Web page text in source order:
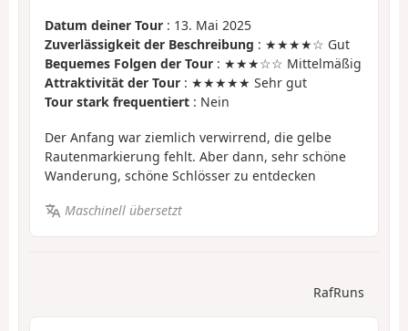
Datum deiner Tour : 13. Mai 2025
Zuverlässigkeit der Beschreibung : ★★★★☆ Gut
Bequemes Folgen der Tour : ★★★☆☆ Mittelmäßig
Attraktivität der Tour : ★★★★★ Sehr gut
Tour stark frequentiert : Nein
Der Anfang war ziemlich verwirrend, die gelbe
Rautenmarkierung fehlt. Aber dann, sehr schöne
Wanderung, schöne Schlösser zu entdecken
Maschinell übersetzt
RafRuns